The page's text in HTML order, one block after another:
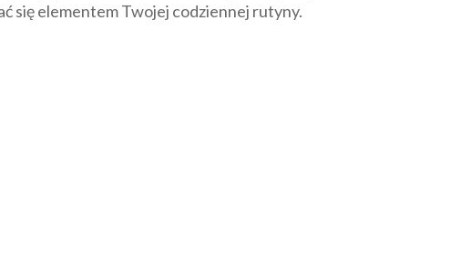
się elementem Twojej codziennej rutyny.